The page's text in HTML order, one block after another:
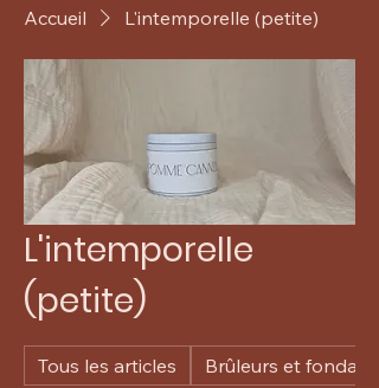
Accueil L'intemporelle (petite)
L'intemporelle
(petite)
Tous les articles Brûleurs et fondants